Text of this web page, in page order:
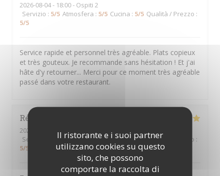
Il ristorante e i suoi partner
utilizzano cookies su questo
sito, che possono
comportare la raccolta di
2026-08-04- 18:00 - Ospiti 2
Servizio : 5/5 Atmosfera : 5/5 Cucina : 5/5 Qualità / Prezzo :
5/5
Service rapide et personnel très agréable. Plats copieux
et très gouteux. Je recommande sans hésitation ! Et j'ai
hâte d'y retourner... Merci pour ce moment très agréable
passé dans votre restaurant.
Régine
2026-08-05
- 12:30 - Ospiti 7
Servizio
/5 Atmosfera:5 /5 Cucina: 5/5 Qualità / Prezzo :
5/5